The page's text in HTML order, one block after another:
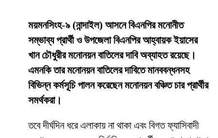
ময়মনসিংহ-৯ (নান্দাইল) আসনে বিএনপির মনোনীত
সম্ভাব্য প্রার্থী ও উপজেলা বিএনপির আহ্বায়ক ইয়াসের
খান চৌধুরীর মনোনয়ন বাতিলের দাবি অব্যাহত রয়েছে।
এমনকি তার মনোনয়ন বাতিলের দাবিতে মানববন্ধনসহ
বিভিন্ন কর্মসূচি পালন করেছেন মনোনয়ন বঞ্চিত চার প্রার্থীর
সমর্থকরা।
তবে দীর্ঘদিন ধরে এলাকায় না থাকা এবং বিগত ফ্যাসিবাদী